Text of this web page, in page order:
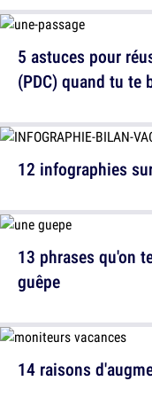
5 astuces pour
(PDC) quand tu te
13 phrases qu'on
guêpe
12 infographies
14 raisons